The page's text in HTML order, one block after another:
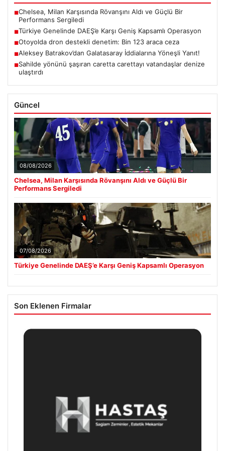
■Chelsea, Milan Karşısında Rövanşını Aldı ve Güçlü Bir
Performans Sergiledi
■Türkiye Genelinde DAEŞ’e Karşı Geniş Kapsamlı Operasyon
■Otoyolda dron destekli denetim: Bin 123 araca ceza
■Aleksey Batrakov’dan Galatasaray İddialarına Yöneşli Yanıt!
■Sahilde yönünü şaşıran caretta carettayı vatandaşlar denize
ulaştırdı
Güncel
08/08/2026
Chelsea, Milan Karşısında Rövanşını Aldı ve Güçlü Bir
Performans Sergiledi
07/08/2026
Türkiye Genelinde DAEŞ’e Karşı Geniş Kapsamlı Operasyon
Son Eklenen Firmalar